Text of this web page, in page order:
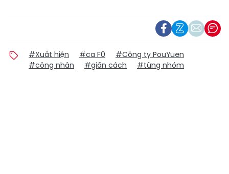
#Xuất hiện #ca F0
#Công ty PouYuen
#công nhân
#giãn cách #từng nhóm